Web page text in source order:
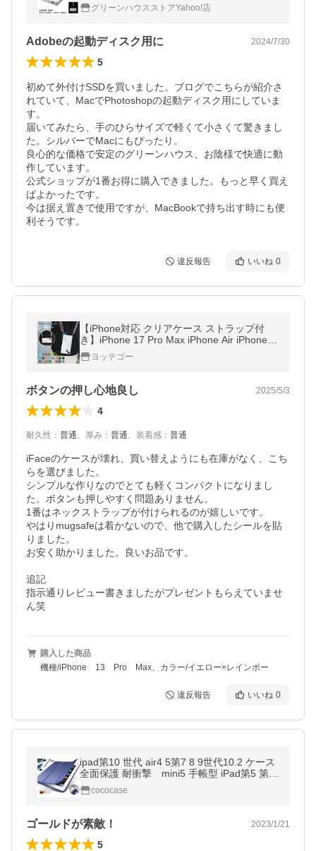
グリーンハウスストアYahoo!店
Adobeの起動ディスク用に 2024/7/30
5
初めて外付けSSDを買いました。ブログでこちらが紹介さ
れていて、MacでPhotoshopの起動ディスク用にしていま
す。
届いてみたら、手のひらサイズで軽くて小さくて驚きまし
た。シルバーでMacにもぴったり。
良心的な価格で安定のグリーンハウス、お陰様で快適に動
作しています。
公式ショップが1番お得に購入できました。もっと早く買え
ばよかったです。
今は据え置きで使用ですが、MacBookで持ち出す時にも便
利そうです。
違反報告 いいね 0
【iPhone対応 クリアケース ストラップ付
き】iPhone 17 Pro Max iPhone Air iPhone 1
6 Pro Max 15 14 13 12 11 クリア 透明 ステ
ッカー カスタマイズ ケース
ヨッテゴー
ボタンの押し心地良し 2025/5/3
4
耐久性 ： 普通、 厚み ： 普通、 装着感 ： 普通
iFaceのケースが壊れ、買い替えようにも在庫がなく、こち
らを選びました。
シンプルな作りなのでとても軽くコンパクトになりまし
た。ボタンも押しやすく問題ありません。
1番はネックストラップが付けられるのが嬉しいです。
やはりmugsafeは着かないので、他で購入したシールを貼
りました。
お安く助かりました。良いお品です。
追記
指示通りレビュー書きましたがプレゼントもらえていませ
ん笑
購入した商品
機種/iPhone 13 Pro Max、カラー/イエロー×レインボー
違反報告 いいね 0
ipad第10 世代 air4 5第7 8 9世代10.2 ケース
全面保護 耐衝撃 mini5 手帳型 iPad第5 第6
cococase
ゴールドが素敵！ 2023/1/21
5